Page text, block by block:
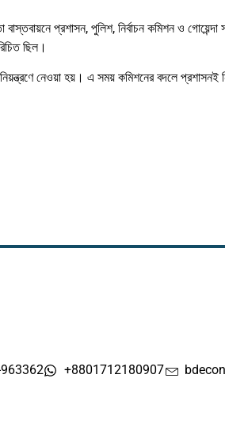
বাস্তবায়নে প্রশাসন, পুলিশ, নির্বাচন কমিশন ও
ছিল।
নেওয়া হয়। এ সময় কমিশনের বদলে প্রশাসনই
+8801712180907